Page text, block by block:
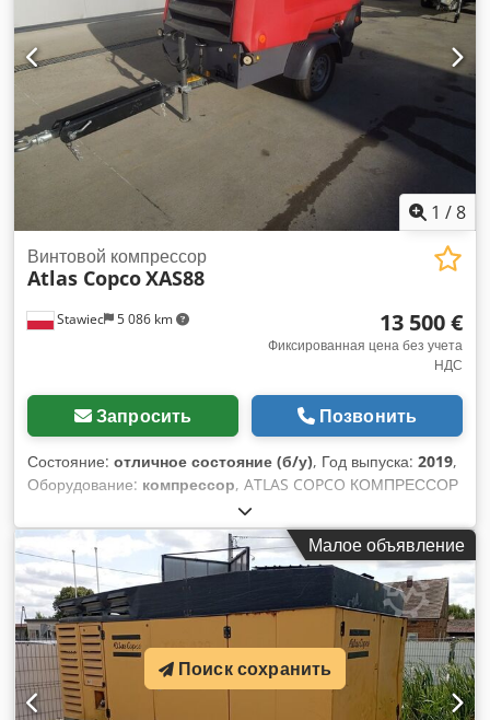
1 /8
Stawiec 5 086 km
Винтовой компрессор
Atlas CopcoXAS88
13 500 €
Фиксированная цена без учета
НДС
Запросить Позвонить
Состояние: отличное состояние (б/у), Год выпуска: 2019,
Оборудование: компрессор, ATLAS COPCO КОМПРЕССОР
XAS88 5.2m3 2019 Дизельный компрессор ATLAS COPCO
XAS 88 полностью обслужен Технические данные:
производительность 5,20 м3/мин; рабочее давление 7 Бар;
год производства 2019; двигатель KUBOTA пробег 1519ч!!!
компрессор полностью готов к работе чистая цена: 58800 zł
цена брутто: 72324 zł Dcodpfx Aerdf Swjg Ujk Ниже
приведена ссылка на видео, демонстрирующее работу
машины
Малое объявление
Поиск сохранить